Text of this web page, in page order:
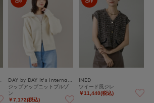
OFF
ジップアップニットブルゾ
ン
￥7,172(税込)
OFF
INED
ツイード風ジレ
￥11,440(税込)